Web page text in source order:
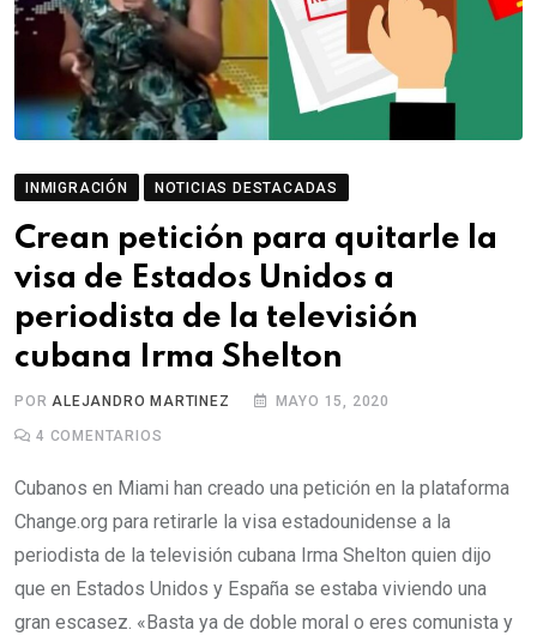
INMIGRACIÓN NOTICIAS DESTACADAS
Crean petición para quitarle la
visa de Estados Unidos a
periodista de la televisión
cubana Irma Shelton
PORALEJANDRO MARTINEZ MAYO 15, 2020
4 COMENTARIOS
Cubanos en Miami han creado una petición en la plataforma
Change.org para retirarle la visa estadounidense a la
periodista de la televisión cubana Irma Shelton quien dijo
que en Estados Unidos y España se estaba viviendo una
gran escasez. «Basta ya de doble moral o eres comunista y